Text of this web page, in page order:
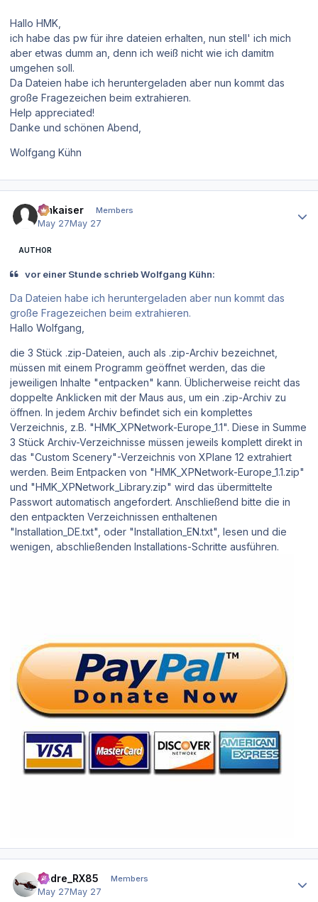
Hallo HMK,
ich habe das pw für ihre dateien erhalten, nun stell' ich mich
aber etwas dumm an, denn ich weiß nicht wie ich damitm
umgehen soll.
Da Dateien habe ich heruntergeladen aber nun kommt das
große Fragezeichen beim extrahieren.
Help appreciated!
Danke und schönen Abend,
Wolfgang Kühn
hmkaiser Members
May 27May 27
AUTHOR
vor einer Stunde schrieb Wolfgang Kühn:
Da Dateien habe ich heruntergeladen aber nun kommt das
große Fragezeichen beim extrahieren.
Hallo Wolfgang,
die 3 Stück .zip-Dateien, auch als .zip-Archiv bezeichnet,
müssen mit einem Programm geöffnet werden, das die
jeweiligen Inhalte "entpacken" kann. Üblicherweise reicht das
doppelte Anklicken mit der Maus aus, um ein .zip-Archiv zu
öffnen. In jedem Archiv befindet sich ein komplettes
Verzeichnis, z.B. "HMK_XPNetwork-Europe_1.1". Diese in Summe
3 Stück Archiv-Verzeichnisse müssen jeweils komplett direkt in
das "Custom Scenery"-Verzeichnis von XPlane 12 extrahiert
werden. Beim Entpacken von "HMK_XPNetwork-Europe_1.1.zip"
und "HMK_XPNetwork_Library.zip" wird das übermittelte
Passwort automatisch angefordert. Anschließend bitte die in
den entpackten Verzeichnissen enthaltenen
"Installation_DE.txt", oder "Installation_EN.txt", lesen und die
wenigen, abschließenden Installations-Schritte ausführen.
Andre_RX85 Members
May 27May 27